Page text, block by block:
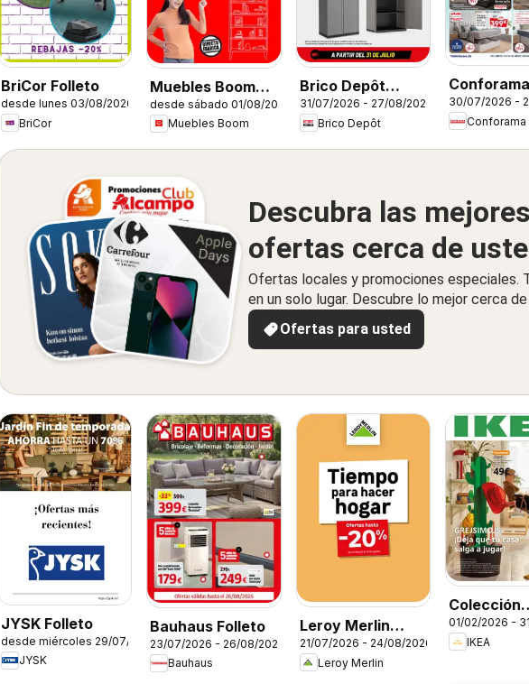
BriCor Folleto
desde lunes 03/08/2026
BriCor
Muebles Boom
Folleto
desde sábado 01/08/2026
Muebles Boom
Brico Depôt
Folleto
31/07/2026 - 27/08/2026
Brico Depôt
Conforama
Folleto
30/07/2026 -
Conforama
Descubra las mejores
ofertas cerca de
Ofertas locales y promociones especiales.
en un solo lugar. Descubre lo mejor cerca
Ofertas para usted
JYSK Folleto
desde miércoles 29/07/2026
JYSK
Bauhaus Folleto
23/07/2026 - 26/08/2026
Bauhaus
Leroy Merlin
Catálogo
21/07/2026 - 24/08/2026
Leroy Merlin
Colección
Grejsimojs
01/02/2026 -
IKEA